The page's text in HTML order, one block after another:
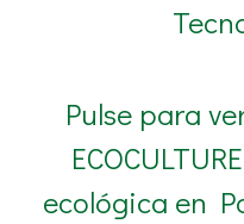
Pulse para
ecológica en